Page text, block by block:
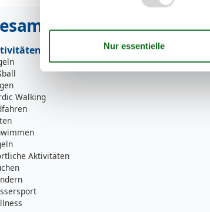
Ausstattung
Walking
Aktivitäten